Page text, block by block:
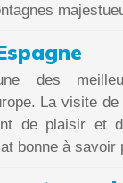
des
La visite
de plaisir et
bonne à savoir